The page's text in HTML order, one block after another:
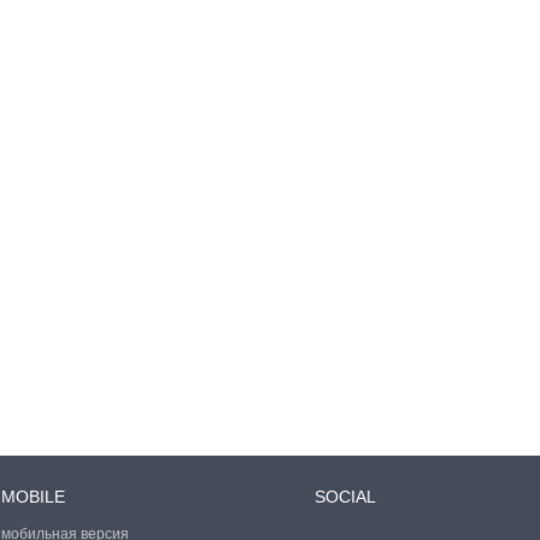
MOBILE
мобильная версия
SOCIAL